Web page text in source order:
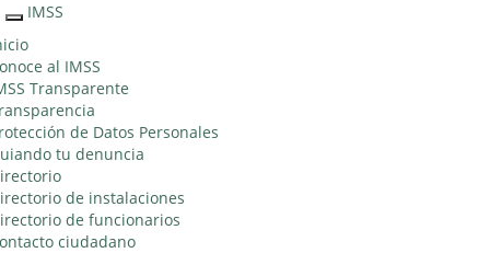
Interruptor
de
Navegación
IMSS
al IMSS
Transparente
de Datos Personales
tu denuncia
de instalaciones
de funcionarios
ciudadano